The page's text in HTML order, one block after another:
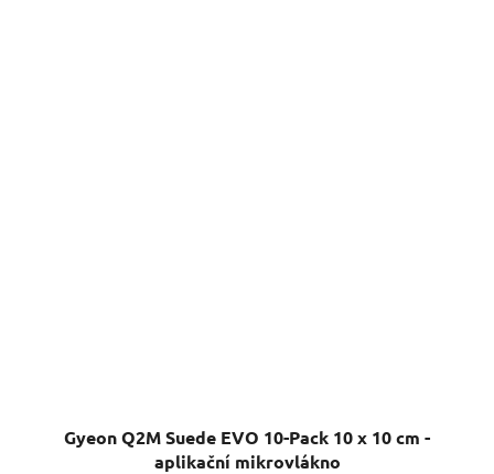
Gyeon Q2M Suede EVO 10-Pack 10 x 10 cm -
aplikační mikrovlákno